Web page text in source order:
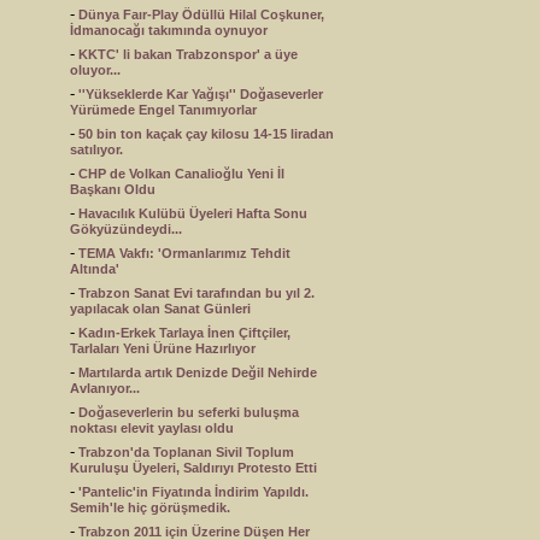
- Dünya Faır-Play Ödüllü Hilal Coşkuner,
İdmanocağı takımında oynuyor
- KKTC' li bakan Trabzonspor' a üye
oluyor...
- ''Yükseklerde Kar Yağışı'' Doğaseverler
Yürümede Engel Tanımıyorlar
- 50 bin ton kaçak çay kilosu 14-15 liradan
satılıyor.
- CHP de Volkan Canalioğlu Yeni İl
Başkanı Oldu
- Havacılık Kulübü Üyeleri Hafta Sonu
Gökyüzündeydi...
- TEMA Vakfı: 'Ormanlarımız Tehdit
Altında'
- Trabzon Sanat Evi tarafından bu yıl 2.
yapılacak olan Sanat Günleri
- Kadın-Erkek Tarlaya İnen Çiftçiler,
Tarlaları Yeni Ürüne Hazırlıyor
- Martılarda artık Denizde Değil Nehirde
Avlanıyor...
- Doğaseverlerin bu seferki buluşma
noktası elevit yaylası oldu
- Trabzon'da Toplanan Sivil Toplum
Kuruluşu Üyeleri, Saldırıyı Protesto Etti
- 'Pantelic'in Fiyatında İndirim Yapıldı.
Semih'le hiç görüşmedik.
- Trabzon 2011 için Üzerine Düşen Her